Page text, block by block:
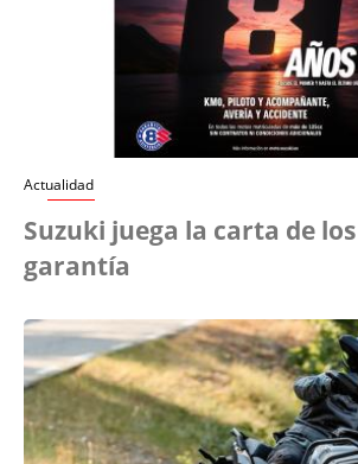
Actualidad
Suzuki juega la carta de
garantía